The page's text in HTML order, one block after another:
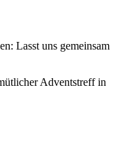
Lasst uns gemeinsam
Adventstreff in